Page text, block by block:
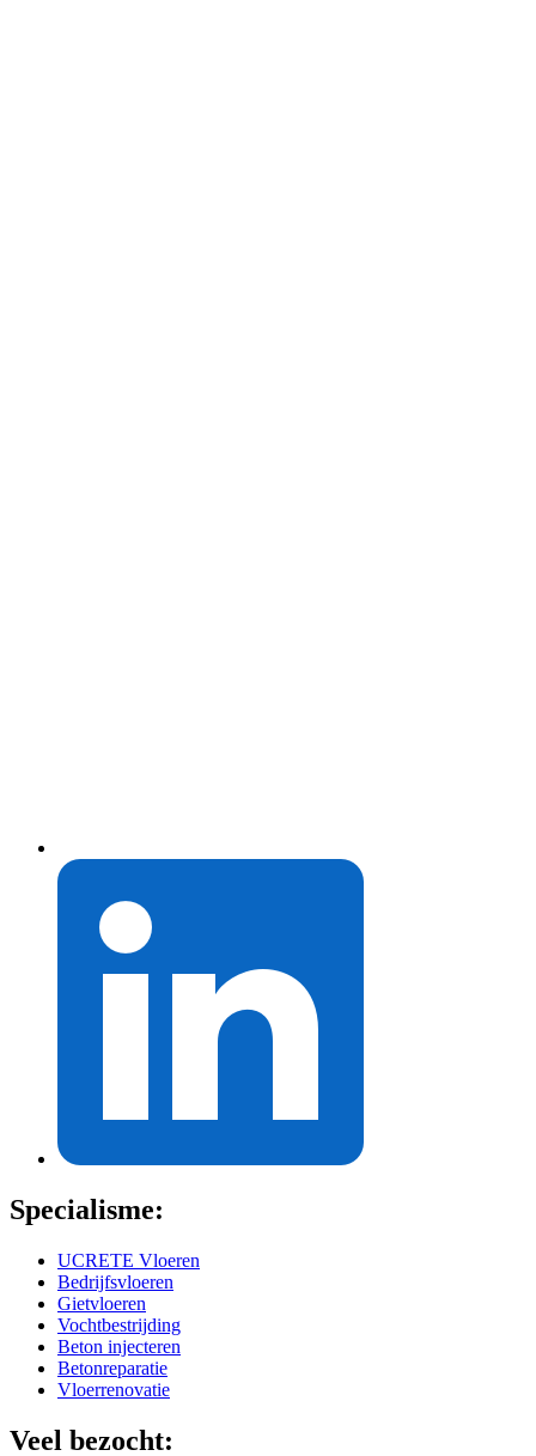
Specialisme:
UCRETE Vloeren
Bedrijfsvloeren
Gietvloeren
Vochtbestrijding
Beton injecteren
Betonreparatie
Vloerrenovatie
Veel bezocht: